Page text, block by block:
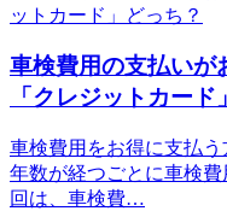
車検費用の支払いが
「クレジットカード
車検費用をお得に支払
年数が経つごとに車検
回は、車検費…